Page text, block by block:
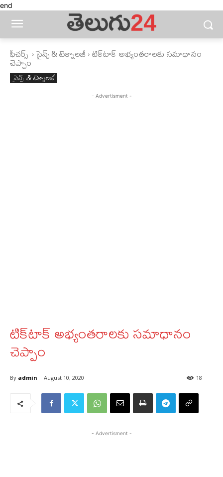
end
ఫీచ‌ర్స్ ‌ సైన్స్‌ & టెక్నాలజీ టిక్‌టాక్‌ అభ్యంతరాలకు సమాధానం
చెప్పాం
సైన్స్‌ & టెక్నాలజీ
- Advertisment -
టిక్‌టాక్‌ అభ్యంతరాలకు సమాధానం
చెప్పాం
By admin August 10, 2020 18
- Advertisment -